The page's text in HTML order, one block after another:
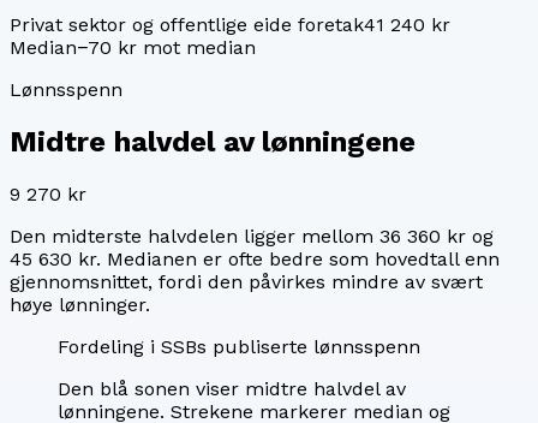
Privat sektor og offentlige eide foretak41 240 kr
Median−70 kr mot median
Lønnsspenn
Midtre halvdel av lønningene
9 270 kr
Den midterste halvdelen ligger mellom 36 360 kr og
45 630 kr. Medianen er ofte bedre som hovedtall enn
gjennomsnittet, fordi den påvirkes mindre av svært
høye lønninger.
Fordeling i SSBs publiserte lønnsspenn
Den blå sonen viser midtre halvdel av
lønningene. Strekene markerer median og